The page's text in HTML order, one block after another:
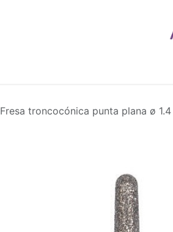
Fresa troncocónica punta plana ø